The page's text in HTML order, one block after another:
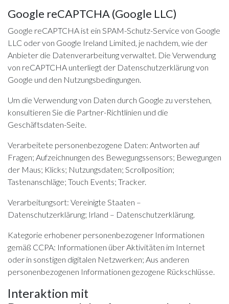
Google reCAPTCHA (Google LLC)
Google reCAPTCHA ist ein SPAM-Schutz-Service von Google
LLC oder von Google Ireland Limited, je nachdem, wie der
Anbieter die Datenverarbeitung verwaltet. Die Verwendung
von reCAPTCHA unterliegt der Datenschutzerklärungvon
Google und den Nutzungsbedingungen.
Um die Verwendung von Daten durch Google zu verstehen,
konsultieren Sie die Partner-Richtlinien und die
Geschäftsdaten-Seite.
Verarbeitete personenbezogene Daten: Antworten auf
Fragen; Aufzeichnungen des Bewegungssensors; Bewegungen
der Maus; Klicks; Nutzungsdaten; Scrollposition;
Tastenanschläge; Touch Events; Tracker.
Verarbeitungsort: Vereinigte Staaten –
Datenschutzerklärung; Irland – Datenschutzerklärung.
Kategorie erhobener personenbezogener Informationen
gemäß CCPA: Informationen über Aktivitäten im Internet
oder in sonstigen digitalen Netzwerken; Aus anderen
personenbezogenen Informationen gezogene Rückschlüsse.
Interaktion mit